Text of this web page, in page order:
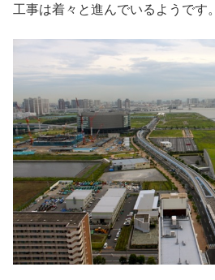
工事は着々と進んでいるようです。